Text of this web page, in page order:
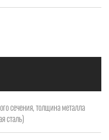
сечения, толщина металла
сталь)